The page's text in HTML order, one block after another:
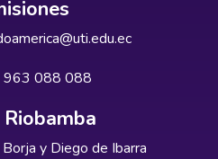
963 088 088
y Diego de Ibarra